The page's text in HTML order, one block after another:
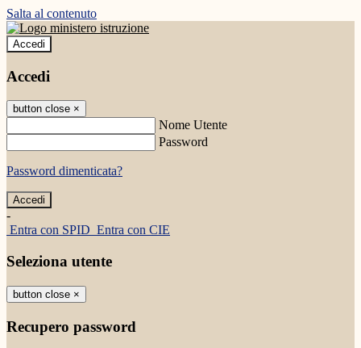
Salta al contenuto
Accedi
Accedi
button close ×
Nome Utente
Password
Password dimenticata?
-
Entra con SPID Entra con CIE
Seleziona utente
button close ×
Recupero password